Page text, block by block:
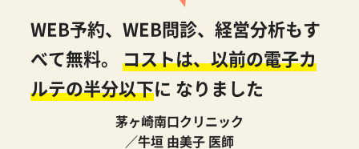
WEB予約、WEB問診、経営分析もす
べて無料。
コストは、以前の電子カ
ルテの半分以下に なりました
茅ヶ崎南口クリニック
／牛垣 由美子 医師